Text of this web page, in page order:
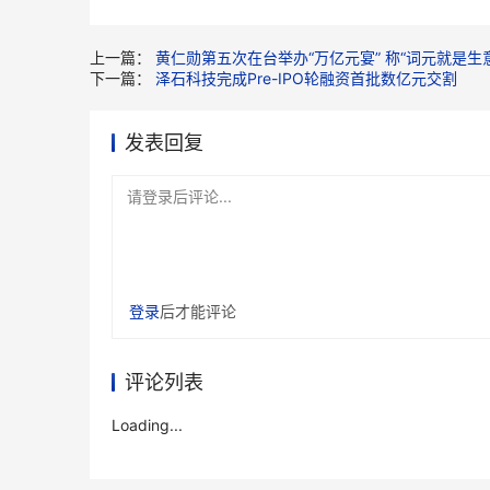
上一篇： 黄仁勋第五次在台举办“万亿元宴” 称“词元就是生
下一篇： 泽石科技完成Pre-IPO轮融资首批数亿元交割
发表回复
请登录后评论...
登录后才能评论
评论列表
Loading...